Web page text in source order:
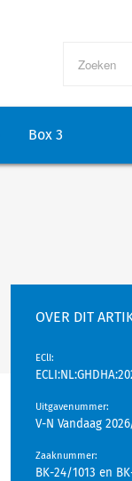
Box 3
OVER DIT
EClI:
Uitgavenummer:
V-N Vandaag
Zaaknummer:
BK-24/1013 en